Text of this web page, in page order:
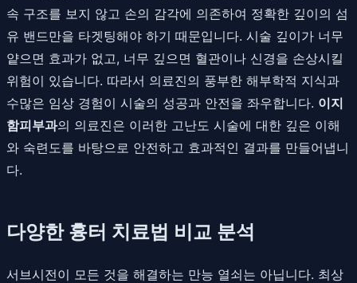
속 구조를 보지 않고 손의 감각에 의존하여 정확한 깊이의 섬
유 밴드만을 타겟팅해야 하기 때문입니다. 시술 깊이가 너무
얕으면 효과가 없고, 너무 깊으면 혈관이나 신경을 손상시킬
위험이 있습니다. 따라서 의료진의 풍부한 해부학적 지식과
수많은 임상 경험이 시술의 성공과 안전을 좌우합니다. 이지
함피부과의 의료진은 이러한 고난도 시술에 대한 깊은 이해
와 숙련도를 바탕으로 안전하고 효과적인 결과를 만들어냅니
다.
다양한 흉터 치료법 비교 분석
서브시전이 모든 것을 해결하는 만능 열쇠는 아닙니다. 최상